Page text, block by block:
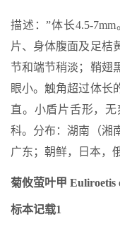
描述：”体长4.5-
片、身体腹面及足桔
节和端节稍淡；鞘翅
眼小。触角超过体长
直。小盾片舌形，
科。分布：湖南（湘
广东；朝鲜，日本，
菊攸萤叶甲
标本记载1